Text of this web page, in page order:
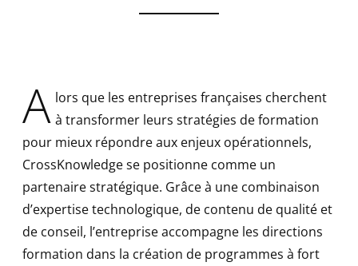
A lors que les entreprises françaises cherchent
à transformer leurs stratégies de formation
pour mieux répondre aux enjeux opérationnels,
CrossKnowledge se positionne comme un
partenaire stratégique. Grâce à une combinaison
d’expertise technologique, de contenu de qualité et
de conseil, l’entreprise accompagne les directions
formation dans la création de programmes à fort